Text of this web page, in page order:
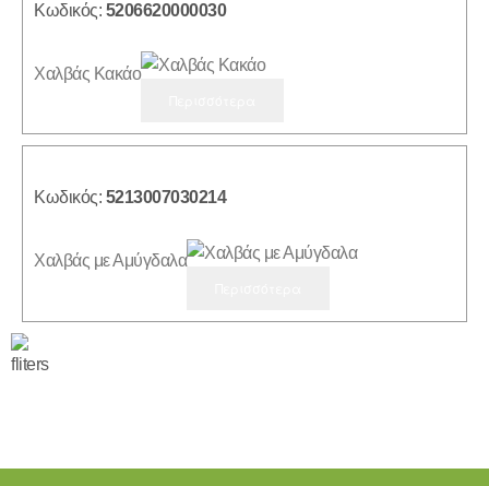
Κωδικός: 5206620000030
Χαλβάς Κακάο
Κωδικός: 5213007030214
Χαλβάς με Αμύγδαλα